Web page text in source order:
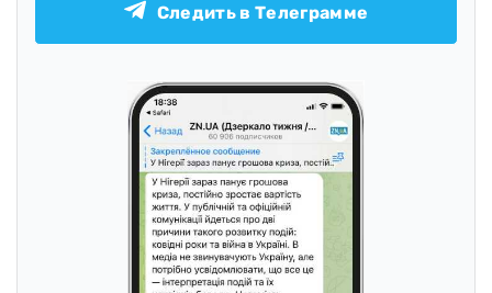
Следить в Телеграмме